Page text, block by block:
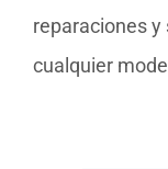
reparaciones
cualquier